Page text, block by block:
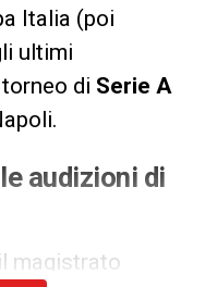
Italia (poi
ultimi
di Serie A
audizioni di
magistrato